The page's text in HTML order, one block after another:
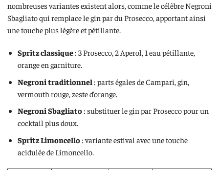
nombreuses variantes existent alors, comme le célèbre Negroni
Sbagliato qui remplace le gin par du Prosecco, apportant ainsi
une touche plus légère et pétillante.
Spritz classique: 3 Prosecco, 2 Aperol, 1 eau pétillante,
orange en garniture.
Negroni traditionnel : parts égales de Campari, gin,
vermouth rouge, zeste d’orange.
Negroni Sbagliato: substituer le gin par Prosecco pour un
cocktail plus doux.
Spritz Limoncello: variante estival avec une touche
acidulée de Limoncello.